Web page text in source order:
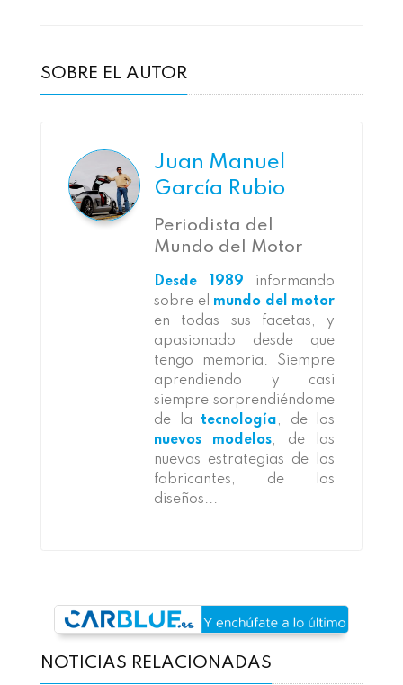
SOBRE EL AUTOR
Juan Manuel
García Rubio
Periodista del
Mundo del Motor
Desde 1989 informando
sobre el mundo del motor
en todas sus facetas, y
apasionado desde que
tengo memoria. Siempre
aprendiendo y casi
siempre sorprendiéndome
de la tecnología, de los
nuevos modelos, de las
nuevas estrategias de los
fabricantes, de los
diseños...
NOTICIAS RELACIONADAS